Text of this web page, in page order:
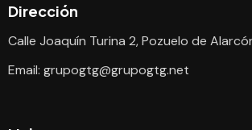
Dirección
Calle Joaquín Turina 2, Pozuelo de
Email: grupogtg@grupogtg.net